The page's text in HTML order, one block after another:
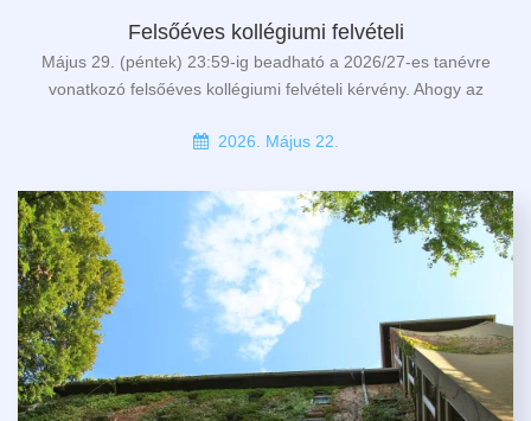
Felsőéves kollégiumi felvételi
Május 29. (péntek) 23:59-ig beadható a 2026/27-es tanévre
vonatkozó felsőéves kollégiumi felvételi kérvény. Ahogy az
2026. Május 22.